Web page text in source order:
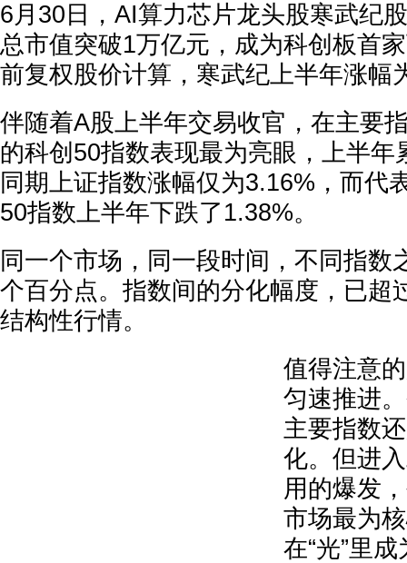
6月30日，AI算力芯片龙头股寒武纪
总市值突破1万亿元，成为科创板首
前复权股价计算，寒武纪上半年涨幅
伴随着A股上半年交易收官，在主要
的科创50指数表现最为亮眼，上半年
同期上证指数涨幅仅为3.16%，而代
50指数上半年下跌了1.38%。
同一个市场，同一段时间，不同指数
个百分点。指数间的分化幅度，已超
结构性行情。
值得注意
匀速推进
主要指数
化。但进
用的爆发
市场最为
在“光”里